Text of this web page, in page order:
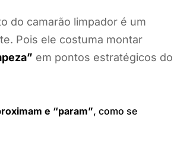
do camarão limpador é um
Pois ele costuma montar
em pontos estratégicos do
e “param”, como se